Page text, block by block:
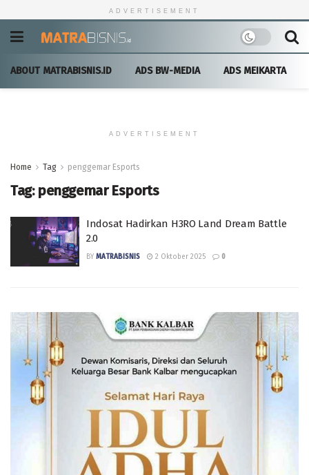
ADVERTISEMENT
ABOUT MATRABISNIS.ID ADS BW-MEDIA ADS MEIKARTA
ADVERTISEMENT
Home Tag penggemar Esports
Tag: penggemar Esports
Indosat Hadirkan H3RO Land Dream Battle
2.0
BY MATRABISNIS 2 Oktober 2025 0